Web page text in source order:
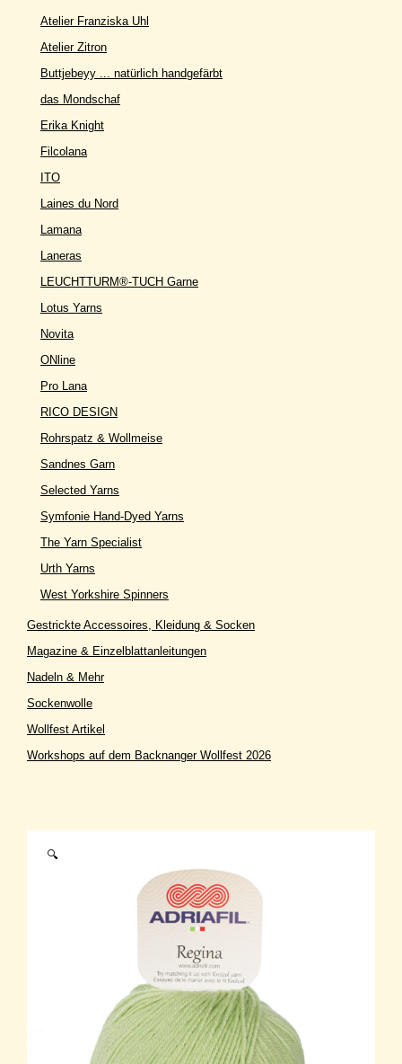
🔍
Atelier Franziska Uhl
Atelier Zitron
Buttjebeyy ... natürlich handgefärbt
das Mondschaf
Erika Knight
Filcolana
ITO
Laines du Nord
Lamana
Laneras
LEUCHTTURM®-TUCH Garne
Lotus Yarns
Novita
ONline
Pro Lana
RICO DESIGN
Rohrspatz & Wollmeise
Sandnes Garn
Selected Yarns
Symfonie Hand-Dyed Yarns
The Yarn Specialist
Urth Yarns
West Yorkshire Spinners
Gestrickte Accessoires, Kleidung & Socken
Magazine & Einzelblattanleitungen
Nadeln & Mehr
Sockenwolle
Wollfest Artikel
Workshops auf dem Backnanger Wollfest 2026